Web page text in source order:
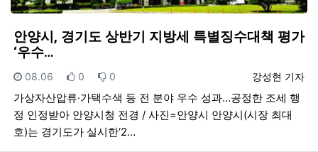
안양시, 경기도 상반기 지방세 특별징수대책 평가
‘우수…
등록자
강성현 기자
등록일
08.06 추천
0 비추천
0
가상자산압류·가택수색 등 전 분야 우수 성과…공정한 조세 행
정 인정받아 안양시청 전경 / 사진=안양시 안양시(시장 최대
호)는 경기도가 실시한‘2…